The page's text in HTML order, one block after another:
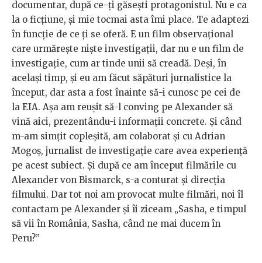
documentar, după ce-ți găsești protagonistul. Nu e ca
la o ficțiune, și mie tocmai asta îmi place. Te adaptezi
în funcție de ce ți se oferă. E un film observațional
care urmărește niște investigații, dar nu e un film de
investigație, cum ar tinde unii să creadă. Deși, în
același timp, și eu am făcut săpături jurnalistice la
început, dar asta a fost înainte să-i cunosc pe cei de
la EIA. Așa am reușit să-l conving pe Alexander să
vină aici, prezentându-i informații concrete. Și când
m-am simțit copleșită, am colaborat și cu Adrian
Mogoș, jurnalist de investigație care avea experiență
pe acest subiect. Și după ce am început filmările cu
Alexander von Bismarck, s-a conturat și direcția
filmului. Dar tot noi am provocat multe filmări, noi îl
contactam pe Alexander și îi ziceam „Sasha, e timpul
să vii în România, Sasha, când ne mai ducem în
Peru?”